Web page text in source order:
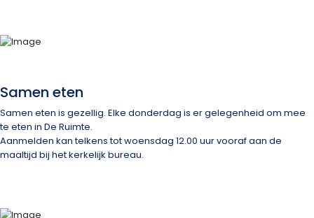
Samen eten
Samen eten is gezellig. Elke donderdag is er gelegenheid om mee
te eten in De Ruimte.
Aanmelden kan telkens tot woensdag 12.00 uur vooraf aan de
maaltijd bij het kerkelijk bureau.